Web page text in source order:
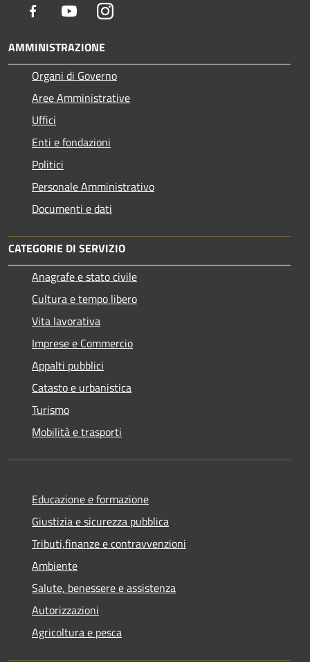
Facebook YoutubeInstagram
AMMINISTRAZIONE
Organi di Governo
Aree Amministrative
Uffici
Enti e fondazioni
Politici
Personale Amministrativo
Documenti e dati
CATEGORIE DI SERVIZIO
Anagrafe e stato civile
Cultura e tempo libero
Vita lavorativa
Imprese e Commercio
Appalti pubblici
Catasto e urbanistica
Turismo
Mobilità e trasporti
Educazione e formazione
Giustizia e sicurezza pubblica
Tributi,finanze e contravvenzioni
Ambiente
Salute, benessere e assistenza
Autorizzazioni
Agricoltura e pesca